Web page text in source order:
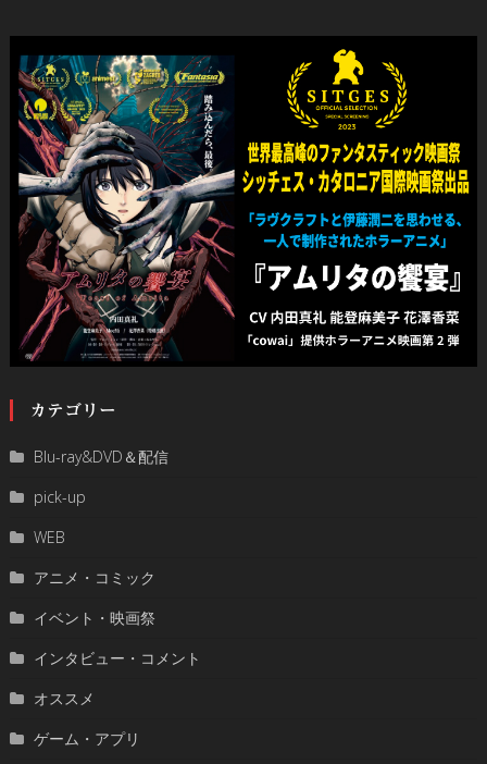
カテゴリー
Blu-ray&DVD＆配信
pick-up
WEB
アニメ・コミック
イベント・映画祭
インタビュー・コメント
オススメ
ゲーム・アプリ